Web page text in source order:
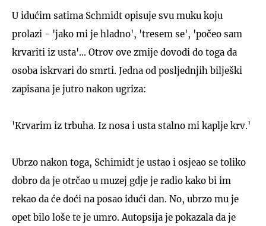
U idućim satima Schmidt opisuje svu muku koju
prolazi - 'jako mi je hladno', 'tresem se', 'počeo sam
krvariti iz usta'... Otrov ove zmije dovodi do toga da
osoba iskrvari do smrti. Jedna od posljednjih bilješki
zapisana je jutro nakon ugriza:
'Krvarim iz trbuha. Iz nosa i usta stalno mi kaplje krv.'
Ubrzo nakon toga, Schimidt je ustao i osjeao se toliko
dobro da je otrčao u muzej gdje je radio kako bi im
rekao da će doći na posao idući dan. No, ubrzo mu je
opet bilo loše te je umro. Autopsija je pokazala da je